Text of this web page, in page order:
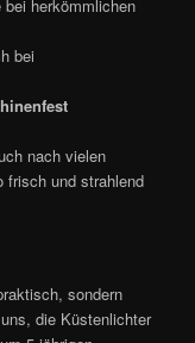
herkömmlichen
bei
nach vielen
frisch und strahlend
sondern
die Küstenlichter